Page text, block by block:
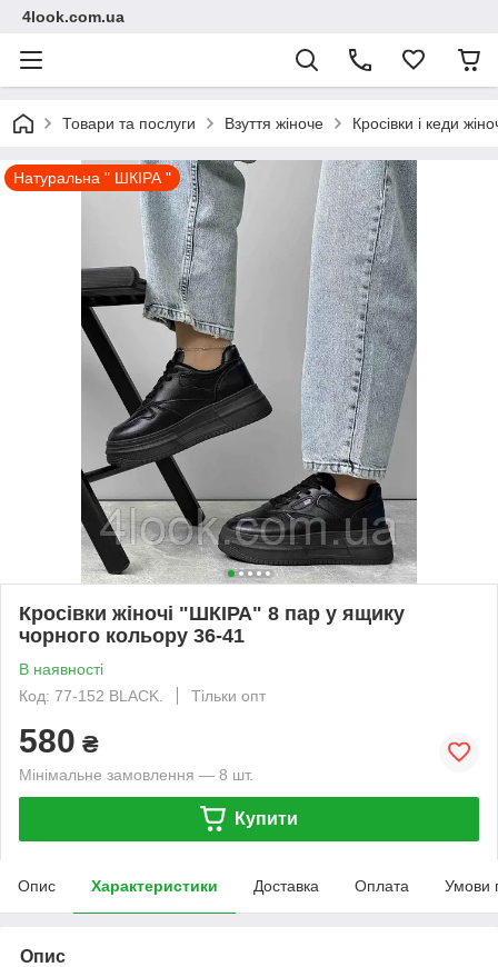
4look.com.ua
Товари та послуги Взуття жіноче Кросівки і кеди
Натуральна " ШКІРА "
Кросівки жіночі "ШКІРА" 8 пар у ящику
чорного кольору 36-41
В наявності
Код: 77-152 BLACK.
Тільки опт
580 ₴
Мінімальне замовлення — 8 шт.
Купити
Опис Характеристики Доставка Оплата Умови
Опис